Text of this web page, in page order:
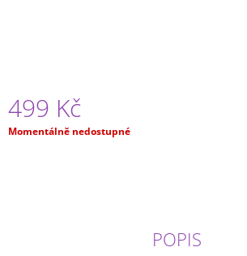
499 Kč
Měrná
Momentálně nedostupné
POPIS
M
E